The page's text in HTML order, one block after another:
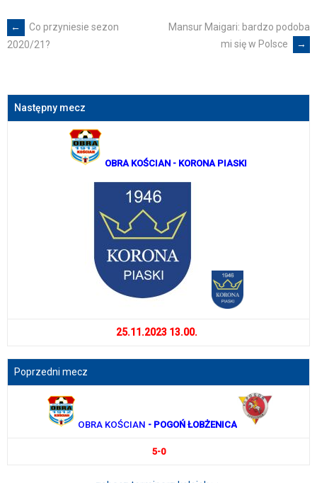
Post
←
Co przyniesie sezon
2020/21?
Mansur Maigari: bardzo podoba
mi się w Polsce
→
Następny mecz
OBRA KOŚCIAN - KORONA PIASKI
25.11.2023 13.00.
Poprzedni mecz
OBRA KOŚCIAN - POGOŃ ŁOBŻENICA
5-0